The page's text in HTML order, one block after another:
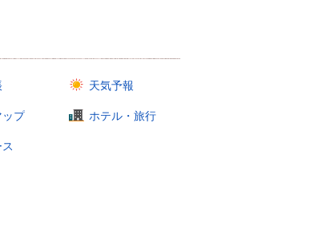
天気予報
ップ ホテル・旅行